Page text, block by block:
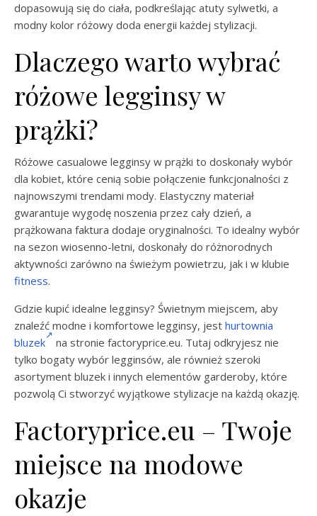
dopasowują się do ciała, podkreślając atuty sylwetki, a
modny kolor różowy doda energii każdej stylizacji.
Dlaczego warto wybrać
różowe legginsy w
prążki?
Różowe casualowe legginsy w prążki to doskonały wybór
dla kobiet, które cenią sobie połączenie funkcjonalności z
najnowszymi trendami mody. Elastyczny materiał
gwarantuje wygodę noszenia przez cały dzień, a
prążkowana faktura dodaje oryginalności. To idealny wybór
na sezon wiosenno-letni, doskonały do różnorodnych
aktywności zarówno na świeżym powietrzu, jak i w klubie
fitness.
Gdzie kupić idealne legginsy? Świetnym miejscem, aby
znaleźć modne i komfortowe legginsy, jest hurtownia
bluzek
na stronie factoryprice.eu. Tutaj odkryjesz nie
tylko bogaty wybór legginsów, ale również szeroki
asortyment bluzek i innych elementów garderoby, które
pozwolą Ci stworzyć wyjątkowe stylizacje na każdą okazję.
Factoryprice.eu – Twoje
miejsce na modowe
okazje